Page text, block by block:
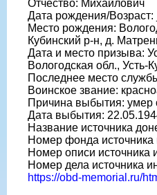
Отчество: Михайлович
Дата рождения/Возраст:
Место рождения:
Кубинский р-н, д.
Дата и место призыва:
Вологодская обл., Усть-
Последнее место
Воинское звание:
Причина выбытия: умер
Дата выбытия:
Название источника
Номер фонда
Номер описи
Номер дела источника
https://obd-memorial.ru/